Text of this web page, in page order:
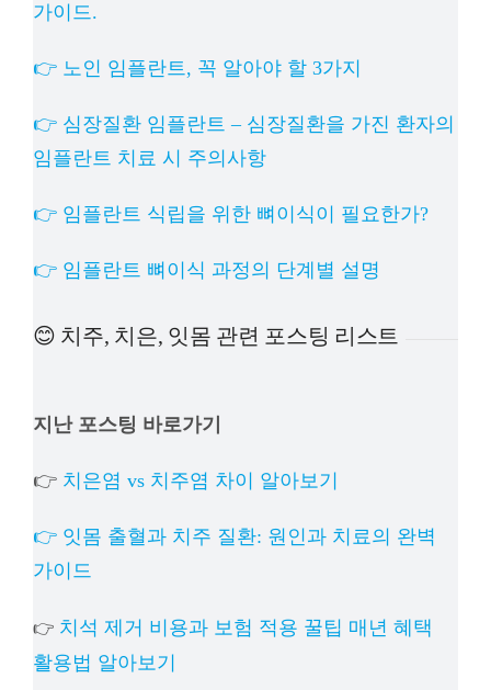
가이드.
👉 노인 임플란트, 꼭 알아야 할 3가지
👉 심장질환 임플란트 – 심장질환을 가진 환자의
임플란트 치료 시 주의사항
👉 임플란트 식립을 위한 뼈이식이 필요한가?
👉 임플란트 뼈이식 과정의 단계별 설명
😊 치주, 치은, 잇몸 관련 포스팅 리스트
지난 포스팅 바로가기
👉 치은염 vs 치주염 차이 알아보기
👉 잇몸 출혈과 치주 질환: 원인과 치료의 완벽
가이드
👉 치석 제거 비용과 보험 적용 꿀팁 매년 혜택
활용법 알아보기